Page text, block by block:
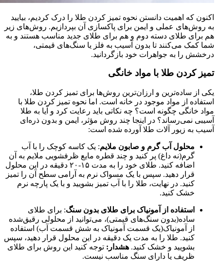
اکنون که اهمیت دانستن نحوه تمیز کردن طلا را درک کردیم، بیایید
به روش‌های عملی و ایمن برای پاکسازی آن بپردازیم. روش‌های زیر
هم برای طلای دسته دوم و هم برای طلای جدید مناسب هستند و به
شما کمک می‌کنند تا بدون آسیب به فلز یا سنگ‌های قیمتی،
درخشش را به جواهرات خود بازگردانید.
تمیز کردن طلا با مواد خانگی
یکی از ساده‌ترین و ارزان‌ترین روش‌ها برای تمیز کردن طلا،
استفاده از مواد موجود در خانه است. اما نحوه تمیز کردن طلا با
مواد خانگی چگونه است؟ چه نکاتی باید رعایت کرد و آیا به طلا
آسیبی نمی‌رساند؟ در اینجا چند روش مؤثر، ایمن و بدون ذره‌ای
آسیب به زیور آلات طلا آورده شده است:
محلول آب گرم و صابون ملایم: یک کاسه کوچک را با آب
گرم(نه داغ) پر کنید و چند قطره مایع ظرفشویی ملایم به آن
اضافه کنید. طلای خود را به مدت ۱۵-۲۰ دقیقه در این محلول
قرار دهید. سپس با یک مسواک نرم به‌ آرامی سطح آن را تمیز
کنید. در نهایت، طلا را با آب تمیز بشویید و با یک پارچه نرم
خشک کنید.
استفاده از آمونیاک برای طلای بدون سنگ: برای طلای
ساده(بدون سنگ‌های قیمتی)، می‌توانید از محلولی رقیق‌شده
از آمونیاک(یک قسمت آمونیاک به شش قسمت آب) استفاده
کنید. طلا را به مدت یک دقیقه در این محلول قرار دهید، سپس
بشویید و خشک کنید. هشدار: توجه کنید این روش برای طلای
ظریف یا دارای سنگ مناسب نیست.